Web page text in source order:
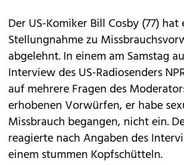
Der US-Komiker Bill Cosby (77) hat
Stellungnahme zu
abgelehnt. In einem am Samstag
Interview des US-Radiosenders
auf mehrere Fragen des
erhobenen Vorwürfen, er habe
Missbrauch begangen, nicht ein.
reagierte nach Angaben des
einem stummen Kopfschütteln.